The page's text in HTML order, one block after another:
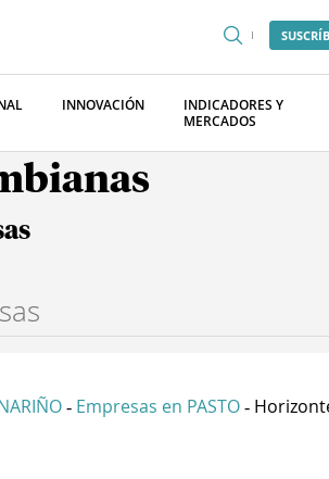
INNOVACIÓN
INDICADORES Y
MERCADOS
- Empresas en PASTO -